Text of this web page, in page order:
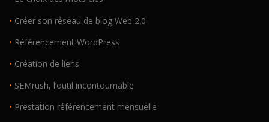
• Créer son réseau de blog Web 2.0
• Référencement WordPress
• Création de liens
• SEMrush, l’outil incontournable
• Prestation référencement mensuelle